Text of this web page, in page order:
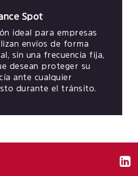
Spot
ideal para empresas
envíos de forma
sin una frecuencia fija,
desean proteger su
ante cualquier
durante el tránsito.